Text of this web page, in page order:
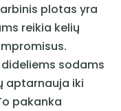
plotas yra
reikia kelių
sodams
aptarnauja iki
pakanka